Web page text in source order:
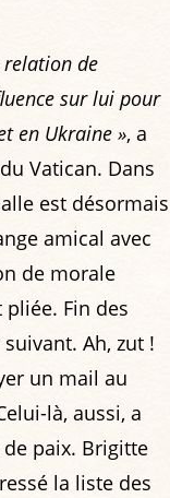
relation de
sur lui pour
en Ukraine », a
Vatican. Dans
est désormais
amical avec
de morale
Fin des
Ah, zut !
un mail au
là, aussi, a
paix. Brigitte
la liste des